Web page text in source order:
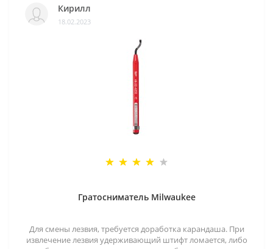
Кирилл
18.02.2023
Гратосниматель Milwaukee
Для смены лезвия, требуется доработка карандаша. При
извлечение лезвия удерживающий штифт ломается, либо